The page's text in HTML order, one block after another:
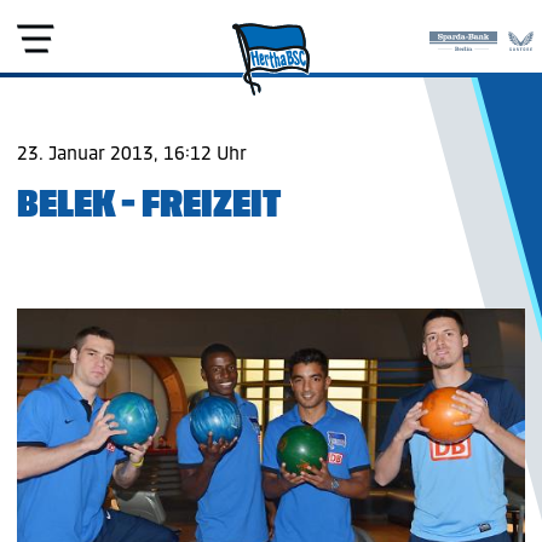
23. Januar 2013, 16:12 Uhr
BELEK - FREIZEIT